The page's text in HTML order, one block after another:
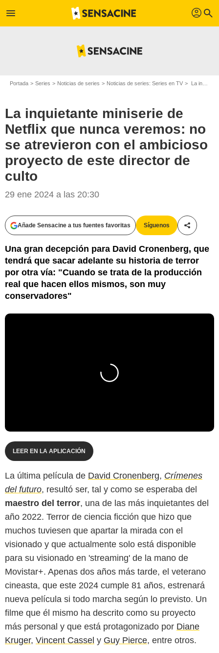
menu profil search
Portada Series Noticias de series Noticias de series: Series en TV La inquietante miniserie de Netflix que nunca veremos: no se atrevieron con el ambicioso proyecto de este director de culto
La inquietante miniserie de
Netflix que nunca veremos: no
se atrevieron con el ambicioso
proyecto de este director de
culto
29 ene 2024 a las 20:30
Añade Sensacine a tus fuentes favoritas Síguenos
Una gran decepción para David Cronenberg, que
tendrá que sacar adelante su historia de terror
por otra vía: "Cuando se trata de la producción
real que hacen ellos mismos, son muy
conservadores"
LEER EN LA APLICACIÓN
La última película de David Cronenberg, Crímenes
del futuro, resultó ser, tal y como se esperaba del
maestro del terror, una de las más inquietantes del
año 2022. Terror de ciencia ficción que hizo que
muchos tuviesen que apartar la mirada con el
visionado y que actualmente solo está disponible
para su visionado en 'streaming' de la mano de
Movistar+. Apenas dos años más tarde, el veterano
cineasta, que este 2024 cumple 81 años, estrenará
nueva película si todo marcha según lo previsto. Un
filme que él mismo ha descrito como su proyecto
más personal y que está protagonizado por Diane
Kruger, Vincent Cassel y Guy Pierce, entre otros.